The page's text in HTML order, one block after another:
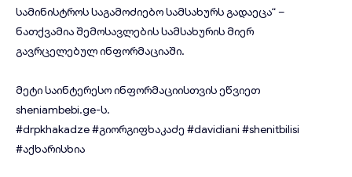
სამინისტროს საგამოძიებო სამსახურს გადაეცა“ –
ნათქვამია შემოსავლების სამსახურის მიერ
გავრცელებულ ინფორმაციაში.
მეტი საინტერესო ინფორმაციისთვის ეწვიეთ
sheniambebi.ge-ს.
#drpkhakadze#გიორგიფხაკაძე #davidiani #shenitbilisi
#აქხარისხია